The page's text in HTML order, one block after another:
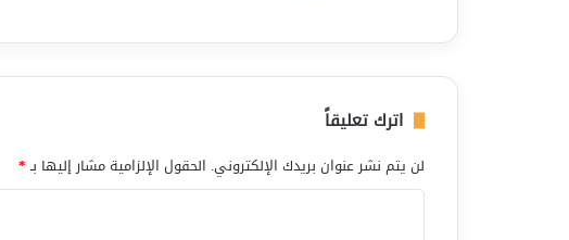
اترك تعليقاً
لن يتم نشر عنوان بريدك الإلكتروني. الحقول الإلزامية مشار إليها بـ*